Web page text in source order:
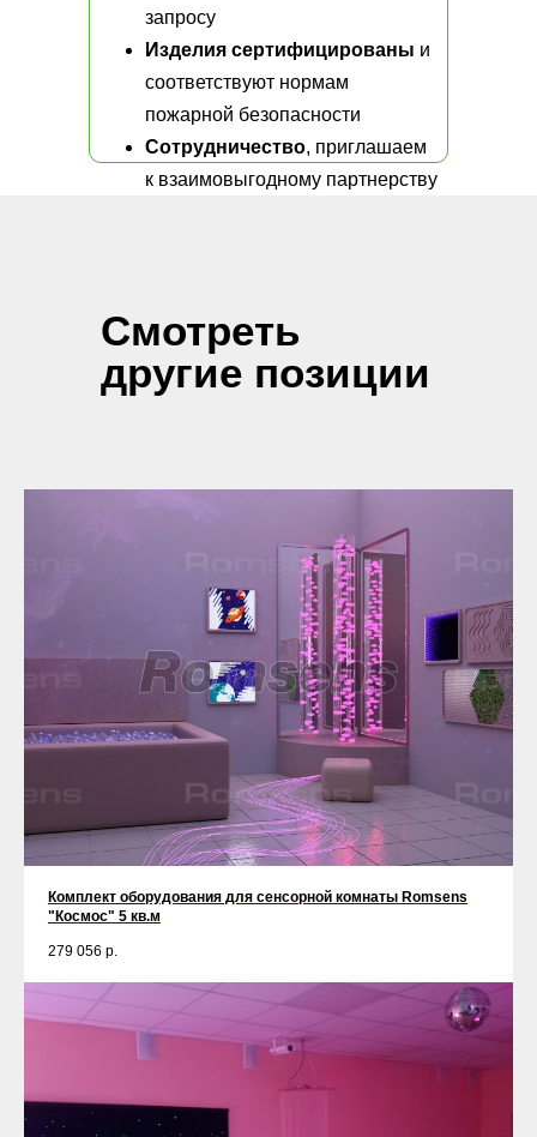
запросу
Изделия сертифицированы и
соответствуют нормам
пожарной безопасности
Сотрудничество, приглашаем
к взаимовыгодному партнерству
Смотреть
другие позиции
Комплект оборудования для сенсорной комнаты Romsens
"Космос" 5 кв.м
279 056 р.